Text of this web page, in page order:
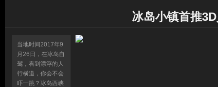
冰岛小镇首推
当地时间2017年9
月26日，在冰岛自
驾，看到漂浮的人
行横道，你会不会
吓一跳？冰岛西峡